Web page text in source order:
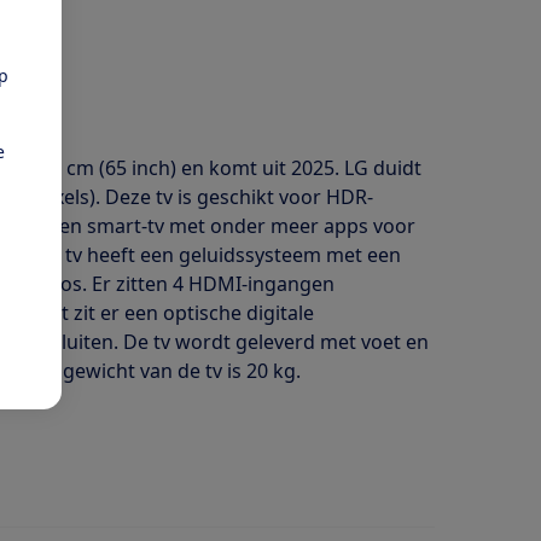
165 cm (65 inch) en komt uit 2025. LG duidt
pixels). Deze tv is geschikt voor HDR-
is een smart-tv met onder meer apps voor
De tv heeft een geluidssysteem met een
Atmos. Er zitten 4 HDMI-ingangen
zit er een optische digitale
aansluiten. De tv wordt geleverd met voet en
gewicht van de tv is 20 kg.